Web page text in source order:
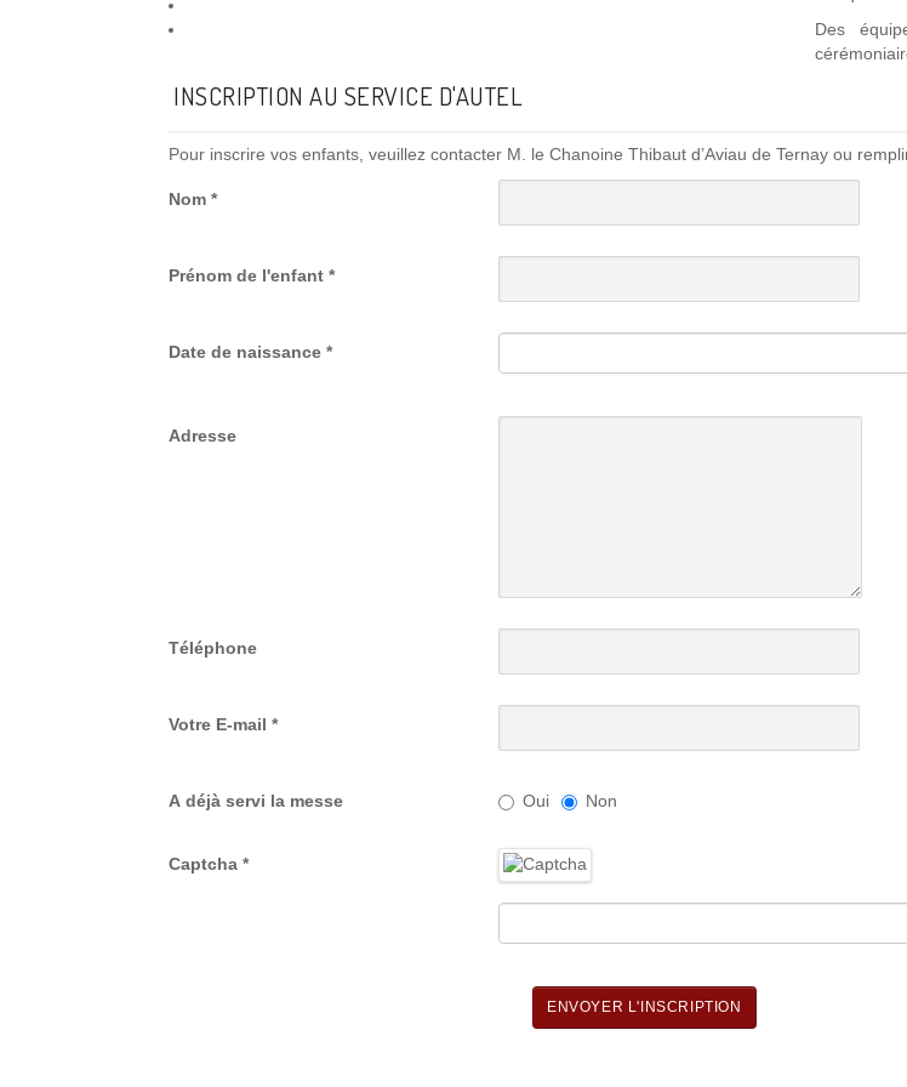
Des
INSCRIPTION AU SERVICE D'AUTEL
Pour inscrire vos enfants, veuillez contacter M. le Chanoine Thibaut d’Aviau de Ternay ou
Nom *
Prénom de l'enfant *
Date de naissance *
Adresse
Téléphone
Votre E-mail *
A déjà servi la messe Oui Non
Captcha *
ENVOYER L'INSCRIPTION